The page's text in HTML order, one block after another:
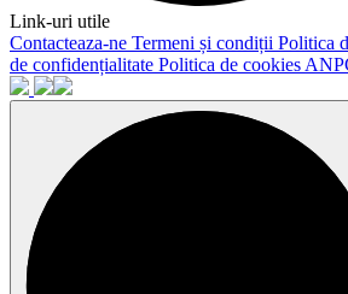
Link-uri utile
Contacteaza-ne Termeni și condiții Politica
de confidențialitate Politica de cookies